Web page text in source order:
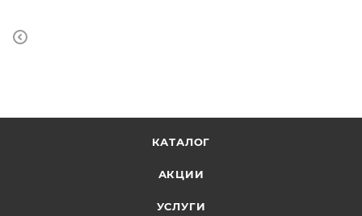
КАТАЛОГ
АКЦИИ
УСЛУГИ